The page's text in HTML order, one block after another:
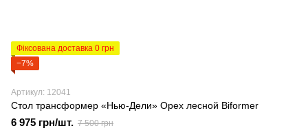
Фіксована доставка 0 грн
−7%
Артикул: 12041
Стол трансформер «Нью-Дели» Орех лесной Biformer
6 975 грн/шт. 7 500 грн